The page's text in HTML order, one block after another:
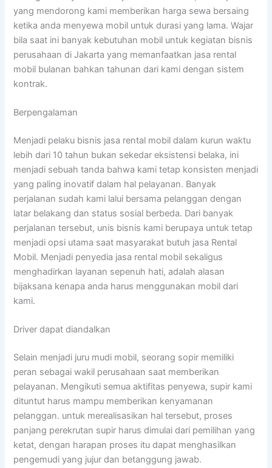
yang mendorong kami memberikan harga sewa bersaing
ketika anda menyewa mobil untuk durasi yang lama. Wajar
bila saat ini banyak kebutuhan mobil untuk kegiatan bisnis
perusahaan di Jakarta yang memanfaatkan jasa rental
mobil bulanan bahkan tahunan dari kami dengan sistem
kontrak.
Berpengalaman
Menjadi pelaku bisnis jasa rental mobil dalam kurun waktu
lebih dari 10 tahun bukan sekedar eksistensi belaka, ini
menjadi sebuah tanda bahwa kami tetap konsisten menjadi
yang paling inovatif dalam hal pelayanan. Banyak
perjalanan sudah kami lalui bersama pelanggan dengan
latar belakang dan status sosial berbeda. Dari banyak
perjalanan tersebut, unis bisnis kami berupaya untuk tetap
menjadi opsi utama saat masyarakat butuh jasa Rental
Mobil. Menjadi penyedia jasa rental mobil sekaligus
menghadirkan layanan sepenuh hati, adalah alasan
bijaksana kenapa anda harus menggunakan mobil dari
kami.
Driver dapat diandalkan
Selain menjadi juru mudi mobil, seorang sopir memiliki
peran sebagai wakil perusahaan saat memberikan
pelayanan. Mengikuti semua aktifitas penyewa, supir kami
dituntut harus mampu memberikan kenyamanan
pelanggan. untuk merealisasikan hal tersebut, proses
panjang perekrutan supir harus dimulai dari pemilihan yang
ketat, dengan harapan proses itu dapat menghasilkan
pengemudi yang jujur dan betanggung jawab.